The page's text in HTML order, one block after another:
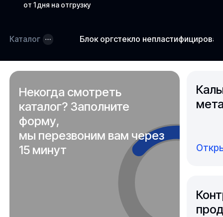
от 1 дня на отгрузку
Каталог Блок оргстекло
Некогда смотреть
каталог? Заполните
форму,
мы перезвоним вам через
15 минут